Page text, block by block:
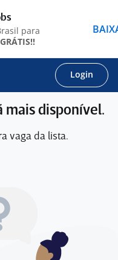
Login
mais disponível.
vaga da lista.
para
GRÁTIS!!